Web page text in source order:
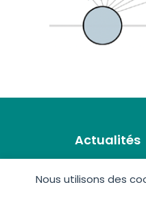
Nous utilisons des
Actualités